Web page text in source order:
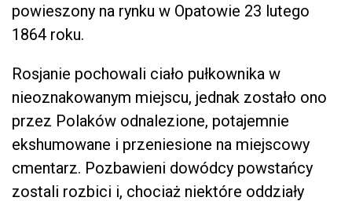
powieszony na rynku w Opatowie 23 lutego
1864 roku.
Rosjanie pochowali ciało pułkownika w
nieoznakowanym miejscu, jednak zostało ono
przez Polaków odnalezione, potajemnie
ekshumowane i przeniesione na miejscowy
cmentarz. Pozbawieni dowódcy powstańcy
zostali rozbici i, chociaż niektóre oddziały